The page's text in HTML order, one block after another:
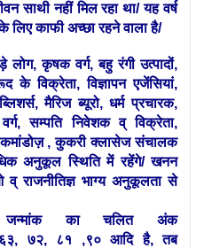
साथी नहीं मिल रहा था/यह वर्ष
लिए काफी अच्छा रहने वाला है/
लोग, कृषक वर्ग, बहु रंगी उत्पादों,
के विक्रेता, विज्ञापन एजेंसियां,
मैरिज ब्यूरो, धर्म प्रचारक,
सम्पति निवेशक व् विक्रेता,
कमांडोज़ , कुकरी क्लासेज संचालक
अनुकूल स्थिति में रहेंगे/ खनन
राजनीतिज्ञ भाग्य अनुकूलता से
का चलित अंक
७२, ८१ ,९० आदि है, तब